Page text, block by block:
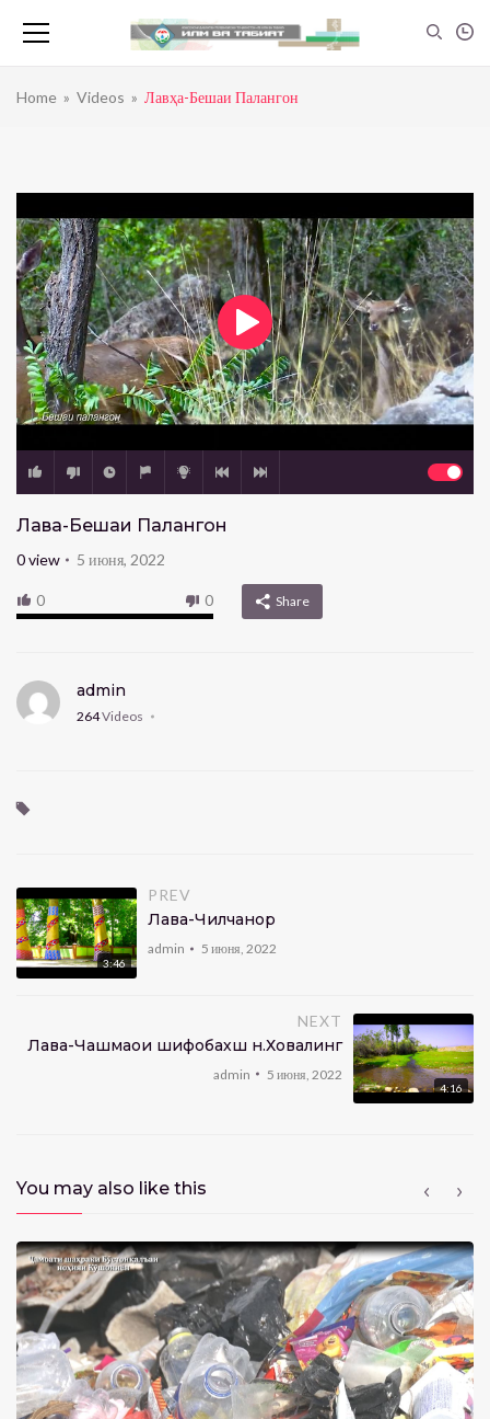
Home » Videos » Лавҳа-Бешаи Палангон
Лавҳа-Бешаи Палангон
0view 5 июня, 2022
0 0 Share
admin
264Videos
3:46
PREV
Лавҳа-Чилчанор
admin 5 июня, 2022
NEXT
Лавҳа-Чашмаҳои шифобахш н.Ховалинг
admin 5 июня, 2022
4:16
You may also like this